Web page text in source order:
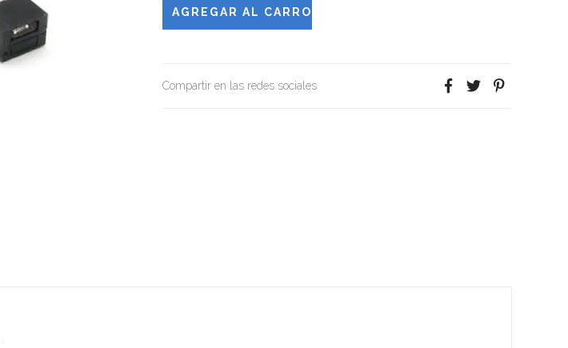
Compartir en las redes sociales